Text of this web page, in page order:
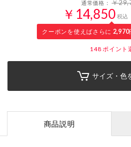
通常価格：￥
￥14,850 税込
クーポンを使えばさらに 2,970
148 ポイント
サイズ・色
商品説明